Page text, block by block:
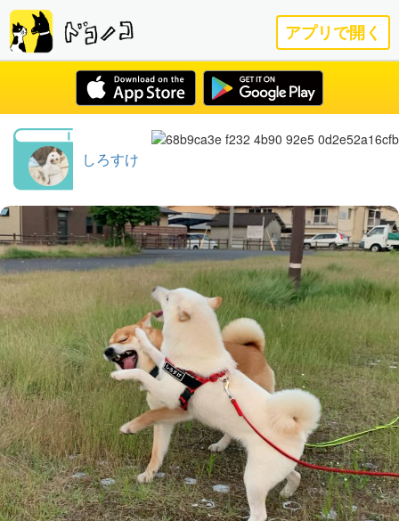
アプリで開く
しろすけ